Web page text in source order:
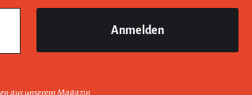
aus unserem Magazin.